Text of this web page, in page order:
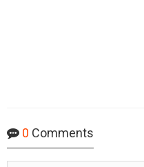
0 Comments